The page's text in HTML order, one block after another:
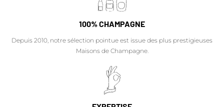
100% CHAMPAGNE
Depuis 2010, notre sélection pointue est issue des plus prestigieuses
Maisons de Champagne.